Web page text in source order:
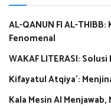
AL-QANUN FI AL-
Fenomenal
WAKAF LITERASI:
Kifayatul Atqiya’:
Kala Mesin AI